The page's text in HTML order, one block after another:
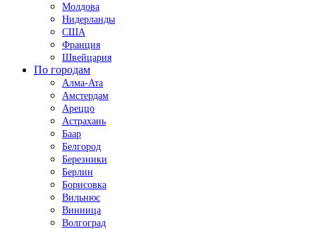
Молдова
Нидерланды
США
Франция
Швейцария
По городам
Алма-Ата
Амстердам
Ареццо
Астрахань
Баар
Белгород
Березники
Берлин
Борисовка
Вильнюс
Винница
Волгоград